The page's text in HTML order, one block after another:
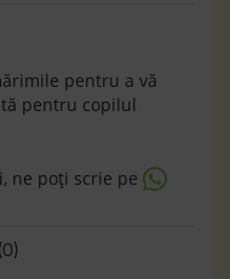
pentru a vă
pentru copilul
ne poţi scrie pe